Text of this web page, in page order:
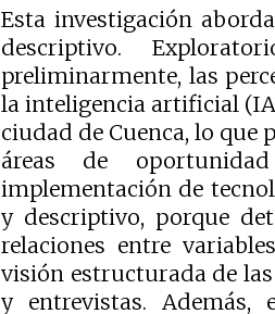
Esta investigación
descriptivo.
preliminarmente, las
la inteligencia artificial
ciudad de Cuenca, lo
áreas de
implementación de
y descriptivo, porque
relaciones entre
visión estructurada de
y entrevistas. Además,